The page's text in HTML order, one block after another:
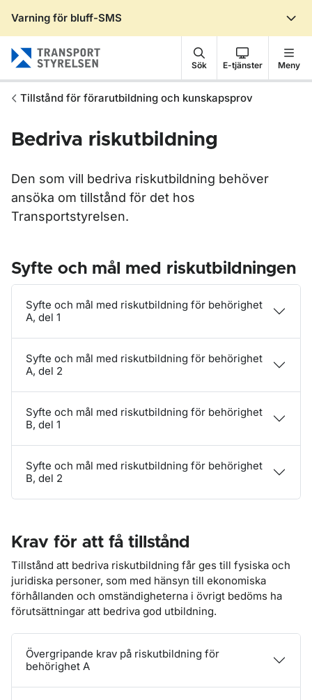
Varning för bluff-SMS
Sök E-tjänster Meny
Tillstånd för förarutbildning och kunskapsprov
Bedriva riskutbildning
Den som vill bedriva riskutbildning behöver
ansöka om tillstånd för det hos
Transportstyrelsen.
Syfte och mål med riskutbildningen
Syfte och mål med riskutbildning för behörighet
A, del 1
Syfte och mål med riskutbildning för behörighet
A, del 2
Syfte och mål med riskutbildning för behörighet
B, del 1
Syfte och mål med riskutbildning för behörighet
B, del 2
Krav för att få tillstånd
Tillstånd att bedriva riskutbildning får ges till fysiska och
juridiska personer, som med hänsyn till ekonomiska
förhållanden och omständigheterna i övrigt bedöms ha
förutsättningar att bedriva god utbildning.
Övergripande krav på riskutbildning för
behörighet A